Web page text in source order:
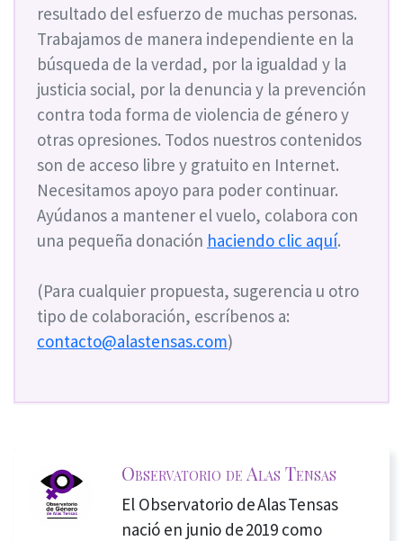
resultado del esfuerzo de muchas personas.
Trabajamos de manera independiente en la
búsqueda de la verdad, por la igualdad y la
justicia social, por la denuncia y la prevención
contra toda forma de violencia de género y
otras opresiones. Todos nuestros contenidos
son de acceso libre y gratuito en Internet.
Necesitamos apoyo para poder continuar.
Ayúdanos a mantener el vuelo, colabora con
una pequeña donación haciendo clic aquí.
(Para cualquier propuesta, sugerencia u otro
tipo de colaboración, escríbenos a:
contacto@alastensas.com)
Observatorio de Alas Tensas
El Observatorio de Alas Tensas
nació en junio de 2019 como